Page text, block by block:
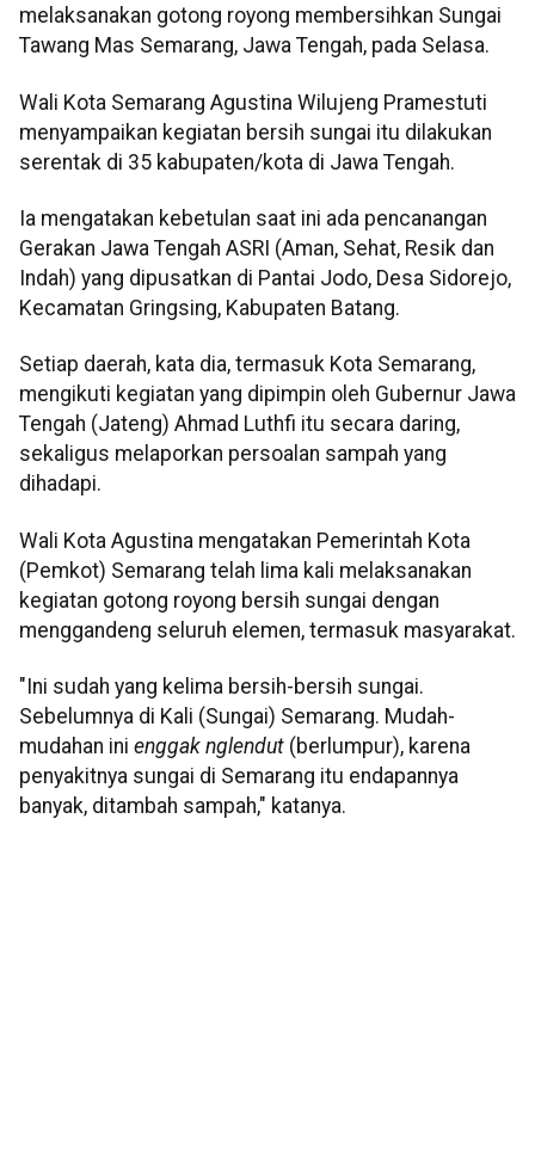
melaksanakan gotong royong membersihkan Sungai
Tawang Mas Semarang, Jawa Tengah, pada Selasa.
Wali Kota Semarang Agustina Wilujeng Pramestuti
menyampaikan kegiatan bersih sungai itu dilakukan
serentak di 35 kabupaten/kota di Jawa Tengah.
Ia mengatakan kebetulan saat ini ada pencanangan
Gerakan Jawa Tengah ASRI (Aman, Sehat, Resik dan
Indah) yang dipusatkan di Pantai Jodo, Desa Sidorejo,
Kecamatan Gringsing, Kabupaten Batang.
Setiap daerah, kata dia, termasuk Kota Semarang,
mengikuti kegiatan yang dipimpin oleh Gubernur Jawa
Tengah (Jateng) Ahmad Luthfi itu secara daring,
sekaligus melaporkan persoalan sampah yang
dihadapi.
Wali Kota Agustina mengatakan Pemerintah Kota
(Pemkot) Semarang telah lima kali melaksanakan
kegiatan gotong royong bersih sungai dengan
menggandeng seluruh elemen, termasuk masyarakat.
"Ini sudah yang kelima bersih-bersih sungai.
Sebelumnya di Kali (Sungai) Semarang. Mudah-
mudahan ini enggak nglendut (berlumpur), karena
penyakitnya sungai di Semarang itu endapannya
banyak, ditambah sampah," katanya.